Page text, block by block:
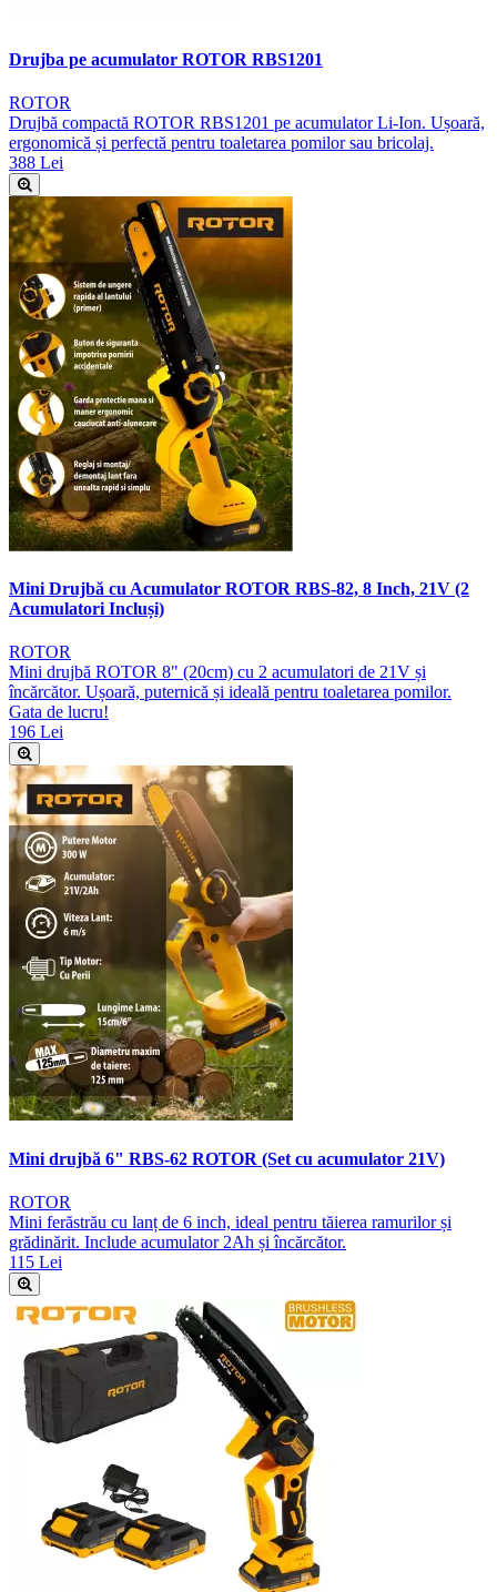
Drujba pe acumulator ROTOR RBS1201
ROTOR
Drujbă compactă ROTOR RBS1201 pe acumulator Li-Ion. Ușoară,
ergonomică și perfectă pentru toaletarea pomilor sau bricolaj.
388 Lei
Mini Drujbă cu Acumulator ROTOR RBS-82, 8 Inch, 21V (2
Acumulatori Incluși)
ROTOR
Mini drujbă ROTOR 8" (20cm) cu 2 acumulatori de 21V și
încărcător. Ușoară, puternică și ideală pentru toaletarea pomilor.
Gata de lucru!
196 Lei
Mini drujbă 6" RBS-62 ROTOR (Set cu acumulator 21V)
ROTOR
Mini ferăstrău cu lanț de 6 inch, ideal pentru tăierea ramurilor și
grădinărit. Include acumulator 2Ah și încărcător.
115 Lei